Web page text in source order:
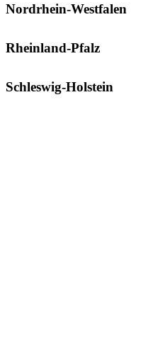
Nordrhein-Westfalen
Rheinland-Pfalz
Schleswig-Holstein